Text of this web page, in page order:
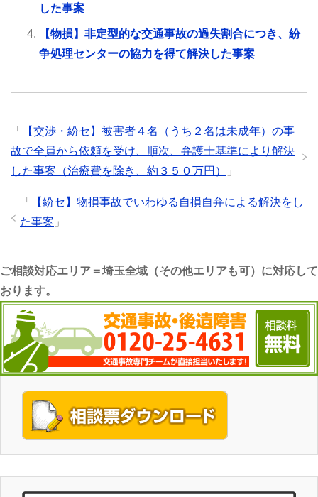
した事案
【物損】非定型的な交通事故の過失割合につき、紛
争処理センターの協力を得て解決した事案
「
【交渉・紛セ】被害者４名（うち２名は未成年）の事
故で全員から依頼を受け、順次、弁護士基準により解決
した事案（治療費を除き、約３５０万円）
」
「
【紛セ】物損事故でいわゆる自損自弁による解決をし
た事案 」
ご相談対応エリア＝埼玉全域（その他エリアも可）に対応して
おります。